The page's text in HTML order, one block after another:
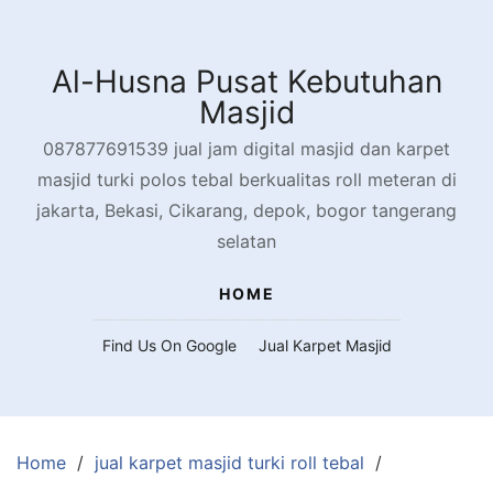
contentAl-Husna Pusat Kebutuhan
Masjid
087877691539 jual jam digital masjid dan karpet
masjid turki polos tebal berkualitas roll meteran di
jakarta, Bekasi, Cikarang, depok, bogor tangerang
selatan
HOME
Find Us On Google Jual Karpet Masjid
Home
jual karpet masjid turki roll tebal